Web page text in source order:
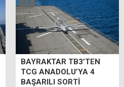
BAYRAKTAR TB3’TEN
TCG ANADOLU’YA 4
BAŞARILI SORTİ